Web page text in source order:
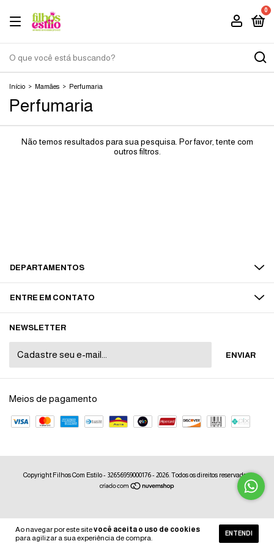
0
Ao navegar por este sitevocê aceita o uso de cookies
para agilizar a sua experiência de compra.
ENTENDI
Início > Mamães > Perfumaria
Perfumaria
Não temos resultados para sua pesquisa. Por favor, tente com
outros filtros.
DEPARTAMENTOS
ENTRE EM CONTATO
NEWSLETTER
Meios de pagamento
Copyright Filhos Com Estilo - 32656959000176 - 2026. Todos os direitos reservados.